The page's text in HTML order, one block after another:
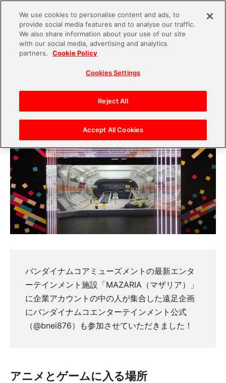
2019.08.05
ア）」で行われた企業アカウント中の人遠足企画
レポート！
バンダイナムコアミューズメントの最新エンタ
ーテインメント施設「MAZARIA（マザリア）」
に企業アカウントの中の人が集合した遠足企画
にバンダイナムコエンターテインメント公式
（@bnei876）も参加させていただきました！
アニメとゲームに入る場所
We use cookies to personalise content and ads, to
provide social media features and to analyse our traffic.
We also share information about your use of our site
with our social media, advertising and analytics
partners.
Cookie Policy
Cookies Settings
Reject All
Accept All Cookies